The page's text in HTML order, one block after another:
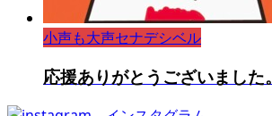
小声も大声セナデシベル
応援ありがとうございました。